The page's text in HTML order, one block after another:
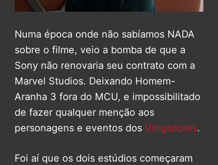
Numa época onde não sabíamos NADA
sobre o filme, veio a bomba de que a
Sony não renovaria seu contrato com a
Marvel Studios. Deixando Homem-
Aranha 3 fora do MCU, e impossibilitado
de fazer qualquer menção aos
personagens e eventos dos Vingadores.
Foi aí que os dois estúdios começaram